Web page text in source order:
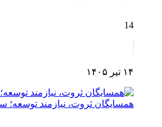
14
۱۴ تیر ۱۴۰۵
همسایگان ثروت، نیازمند